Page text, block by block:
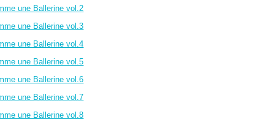
une Ballerine vol.2
une Ballerine vol.3
une Ballerine vol.4
une Ballerine vol.5
une Ballerine vol.6
une Ballerine vol.7
une Ballerine vol.8